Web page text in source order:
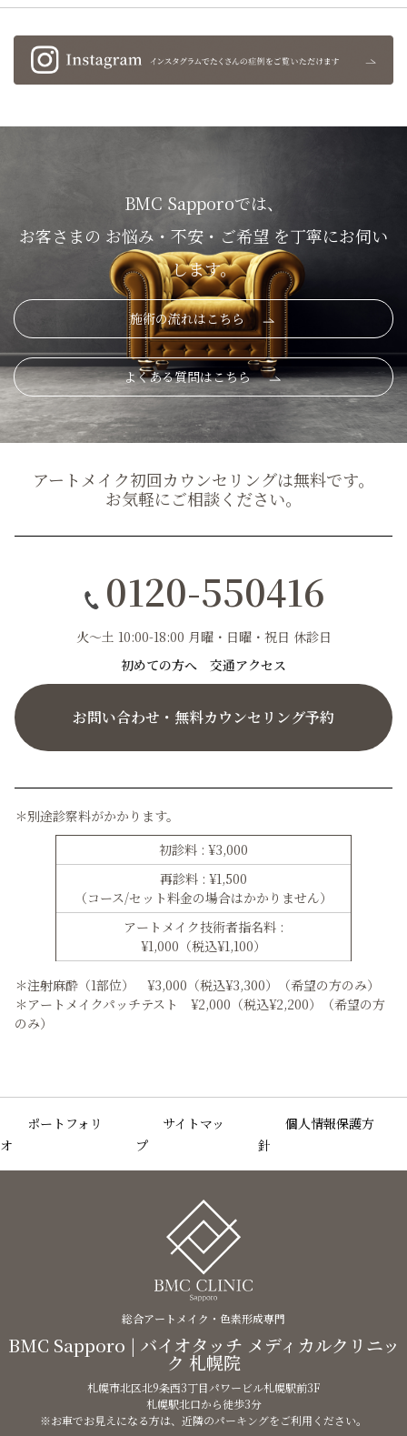
BMC Sapporoでは、
お客さまの お悩み・不安・ご希望 を丁寧にお伺い
します。
施術の流れはこちら
よくある質問はこちら
アートメイク初回カウンセリングは無料です。
お気軽にご相談ください。
0120-550416
火〜土 10:00-18:00 月曜・日曜・祝日 休診日
初めての方へ
交通アクセス
お問い合わせ・無料カウンセリング予約
＊別途診察料がかかります。
初診料 : ¥3,000
再診料 : ¥1,500
（コース/セット料金の場合はかかりません）
アートメイク技術者指名料 :
¥1,000（税込¥1,100）
＊注射麻酔（1部位） ¥3,000（税込¥3,300）（希望の方のみ）
＊アートメイクパッチテスト ¥2,000（税込¥2,200）（希望の方
のみ）
ポートフォリ
オ
サイトマッ
プ
個人情報保護方
針
総合アートメイク・色素形成専門
BMC Sapporo | バイオタッチ メディカルクリニッ
ク 札幌院
札幌市北区北9条西3丁目パワービル札幌駅前3F
札幌駅北口から徒歩3分
※お車でお見えになる方は、近隣のパーキングをご利用ください。